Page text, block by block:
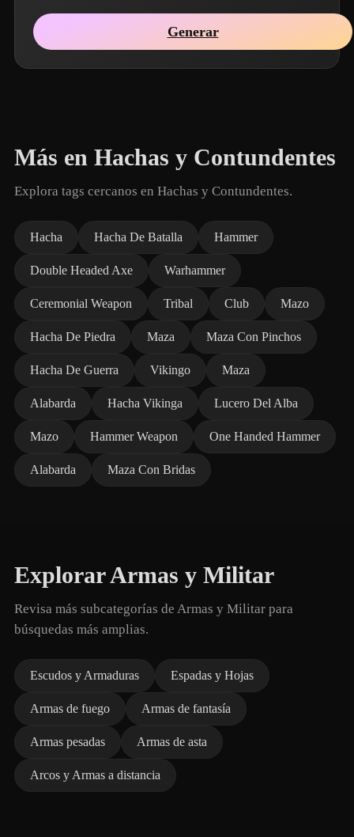
Generar
Más en Hachas y Contundentes
Explora tags cercanos en Hachas y Contundentes.
Hacha Hacha De Batalla Hammer
Double Headed Axe Warhammer
Ceremonial Weapon Tribal Club Mazo
Hacha De Piedra Maza Maza Con Pinchos
Hacha De Guerra Vikingo Maza
Alabarda Hacha Vikinga Lucero Del Alba
Mazo Hammer Weapon One Handed Hammer
Alabarda Maza Con Bridas
Explorar Armas y Militar
Revisa más subcategorías de Armas y Militar para
búsquedas más amplias.
Escudos y Armaduras Espadas y Hojas
Armas de fuego Armas de fantasía
Armas pesadas Armas de asta
Arcos y Armas a distancia